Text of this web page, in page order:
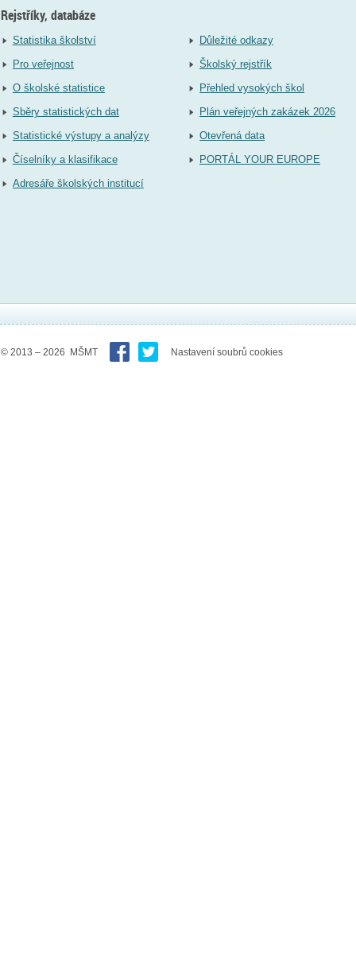
Rejstříky, databáze
Statistika školství
Pro veřejnost
O školské statistice
Sběry statistických dat
Statistické výstupy a analýzy
Číselníky a klasifikace
Adresáře školských institucí
Důležité odkazy
Školský rejstřík
Přehled vysokých škol
Plán veřejných zakázek 2026
Otevřená data
PORTÁL YOUR EUROPE
© 2013 – 2026 MŠMT Nastavení soubrů cookies